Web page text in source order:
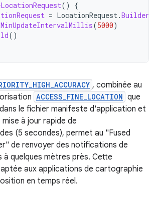
()
{
= LocationRequest.Builder
(5000)
()
, combinée au
ACCESS_FINE_LOCATION que
le fichier manifeste d'application et
à jour rapide de
(5 secondes), permet au "Fused
de renvoyer des notifications de
quelques mètres près. Cette
aux applications de cartographie
en temps réel.